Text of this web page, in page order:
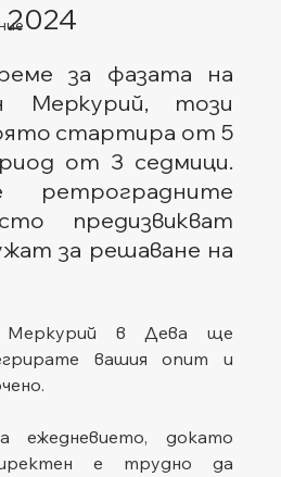
2024
за фазата на
Меркурий, този
стартира от 5
от 3 седмици.
ретроградните
предизвикват
за решаване на
Меркурий в Дева ще
вашия опит и
ежедневието, докато
е трудно да